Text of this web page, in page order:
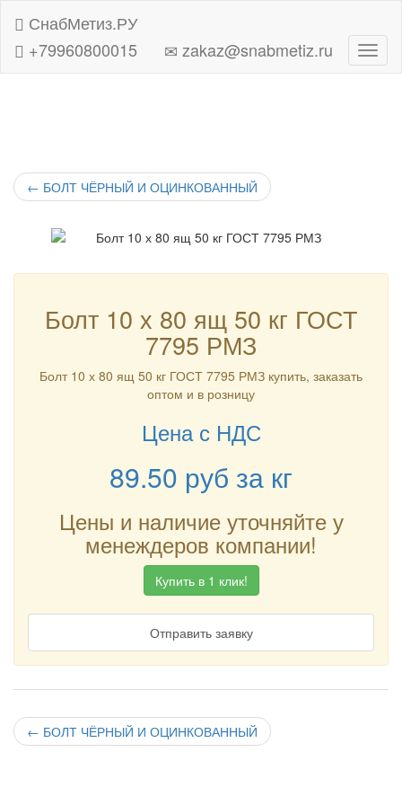
СнабМетиз.РУ
+79960800015
zakaz@snabmetiz.ru
← БОЛТ ЧЁРНЫЙ И ОЦИНКОВАННЫЙ
Болт 10 х 80 ящ 50 кг ГОСТ
7795 РМЗ
Болт 10 х 80 ящ 50 кг ГОСТ 7795 РМЗ купить, заказать
оптом и в розницу
Цена с НДС
89.50 руб за кг
Цены и наличие уточняйте у
менеждеров компании!
Купить в 1 клик!
Отправить заявку
← БОЛТ ЧЁРНЫЙ И ОЦИНКОВАННЫЙ